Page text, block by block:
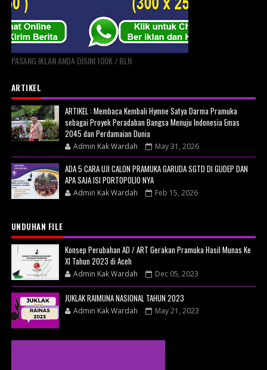
PASANG IKLAN ANDA DISINI 100K / BLN
ARTIKEL
ARTIKEL : Membaca Kembali Hymne Satya Darma Pramuka
sebagai Proyek Peradaban Bangsa Menuju Indonesia Emas
2045 dan Perdamaian Dunia
Admin Kak Wardah May 31, 2026
ADA 5 CARA UJI CALON PRAMUKA GARUDA SGTD DI GUDEP DAN
APA SAJA ISI PORTOPOLIO NYA
Admin Kak Wardah Feb 15, 2026
UNDUHAN FILE
Konsep Perubahan AD / ART Gerakan Pramuka Hasil Munas Ke
XI Tahun 2023 di Aceh
Admin Kak Wardah Dec 05, 2023
JUKLAK RAIMUNA NASIONAL TAHUN 2023
Admin Kak Wardah May 21, 2023